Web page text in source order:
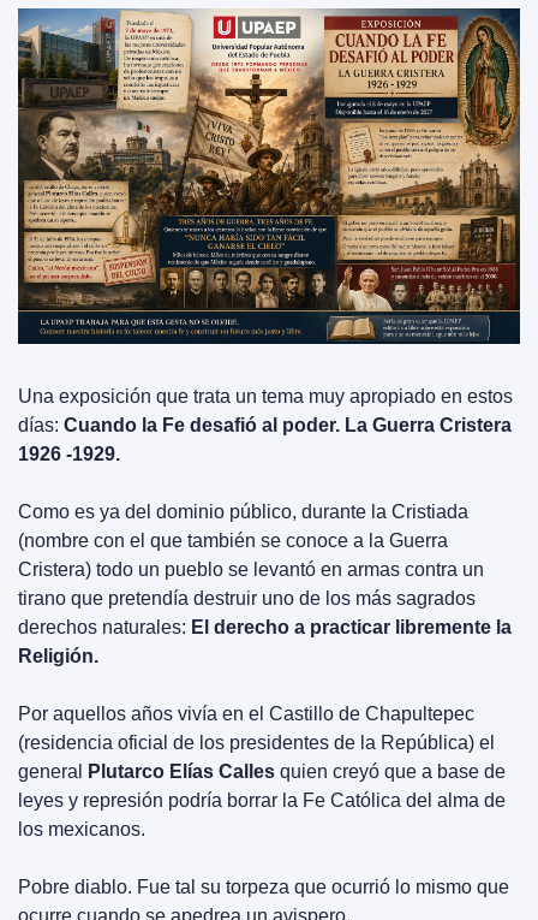
Una exposición que trata un tema muy apropiado en estos
días: Cuando la Fe desafió al poder. La Guerra Cristera
1926 -1929.
Como es ya del dominio público, durante la Cristiada
(nombre con el que también se conoce a la Guerra
Cristera) todo un pueblo se levantó en armas contra un
tirano que pretendía destruir uno de los más sagrados
derechos naturales: El derecho a practicar libremente la
Religión.
Por aquellos años vivía en el Castillo de Chapultepec
(residencia oficial de los presidentes de la República) el
general
Plutarco Elías Calles quien creyó que a base de
leyes y represión podría borrar la Fe Católica del alma de
los mexicanos.
Pobre diablo. Fue tal su torpeza que ocurrió lo mismo que
ocurre cuando se apedrea un avispero.